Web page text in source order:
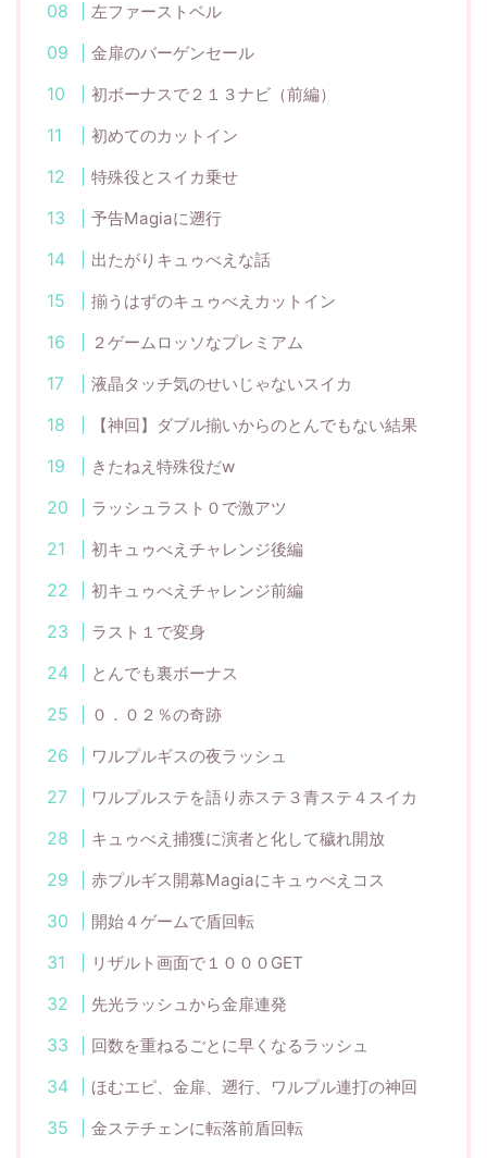
左ファーストベル
金扉のバーゲンセール
初ボーナスで２１３ナビ（前編）
初めてのカットイン
特殊役とスイカ乗せ
予告Magiaに遡行
出たがりキュゥべえな話
揃うはずのキュゥべえカットイン
２ゲームロッソなプレミアム
液晶タッチ気のせいじゃないスイカ
【神回】ダブル揃いからのとんでもない結果
きたねえ特殊役だw
ラッシュラスト０で激アツ
初キュゥべえチャレンジ後編
初キュゥべえチャレンジ前編
ラスト１で変身
とんでも裏ボーナス
０．０２％の奇跡
ワルプルギスの夜ラッシュ
ワルプルステを語り赤ステ３青ステ４スイカ
キュゥべえ捕獲に演者と化して穢れ開放
赤プルギス開幕Magiaにキュゥべえコス
開始４ゲームで盾回転
リザルト画面で１０００GET
先光ラッシュから金扉連発
回数を重ねるごとに早くなるラッシュ
ほむエピ、金扉、遡行、ワルプル連打の神回
金ステチェンに転落前盾回転